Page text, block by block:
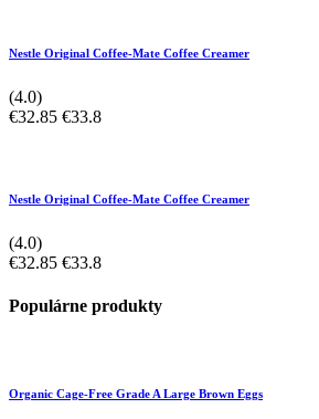
Nestle Original Coffee-Mate Coffee Creamer
(4.0)
€32.85 €33.8
Nestle Original Coffee-Mate Coffee Creamer
(4.0)
€32.85 €33.8
Populárne produkty
Organic Cage-Free Grade A Large Brown Eggs